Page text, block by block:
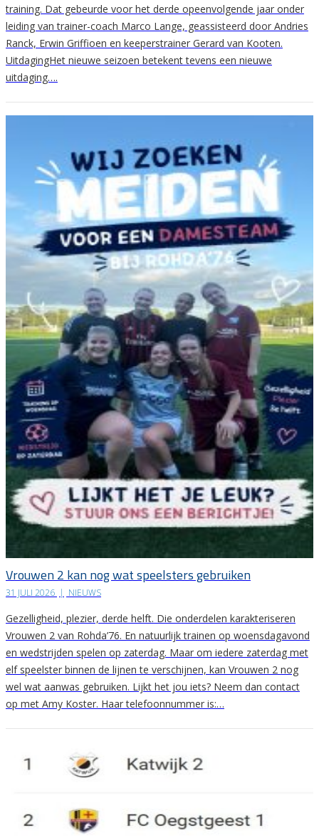
training. Dat gebeurde voor het derde opeenvolgende jaar onder
leiding van trainer-coach Marco Lange, geassisteerd door Andries
Ranck, Erwin Griffioen en keeperstrainer Gerard van Kooten.
UitdagingHet nieuwe seizoen betekent tevens een nieuwe
uitdaging….
Vrouwen 2 kan nog wat speelsters gebruiken
31 JULI 2026 | NIEUWS
Gezelligheid, plezier, derde helft. Die onderdelen karakteriseren
Vrouwen 2 van Rohda’76. En natuurlijk trainen op woensdagavond
en wedstrijden spelen op zaterdag. Maar om iedere zaterdag met
elf speelster binnen de lijnen te verschijnen, kan Vrouwen 2 nog
wel wat aanwas gebruiken. Lijkt het jou iets? Neem dan contact
op met Amy Koster. Haar telefoonnummer is:…